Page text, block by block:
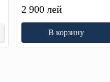
2 900 лей
В корзину